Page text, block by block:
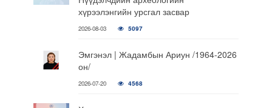
хүрээлэнгийн урсгал засвар
2026-08-03 5097
Эмгэнэл | Жадамбын Ариун /1964-2026
он/
2026-07-20 4568